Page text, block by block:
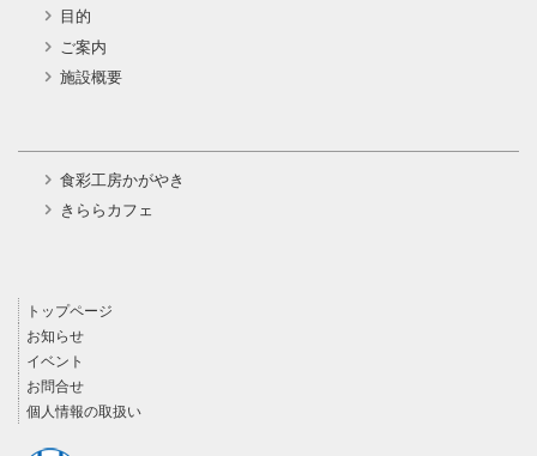
目的
ご案内
施設概要
食彩工房かがやき
きららカフェ
トップページ
お知らせ
イベント
お問合せ
個人情報の取扱い